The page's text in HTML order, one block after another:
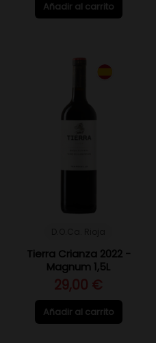
Añadir al carrito
Tierra Crianza 2022 -
Magnum 1,5L
29,00 €
Añadir al carrito